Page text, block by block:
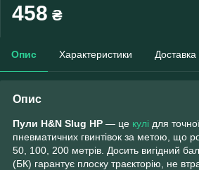
458 ₴
Опис Характеристики Доставка
Опис
Пули H&N Slug HP — це кулі для
пневматичних гвинтівок за метою, що
50, 100, 200 метрів. Досить вигідний
(БК) гарантує плоску траєкторію, не